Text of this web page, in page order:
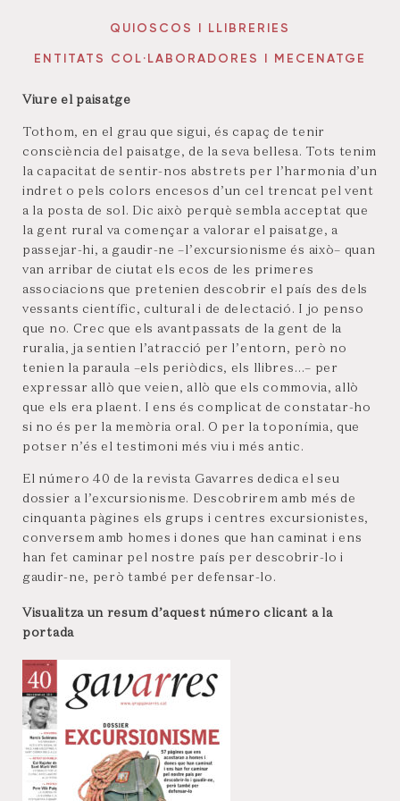
QUIOSCOS I LLIBRERIES
ENTITATS COL·LABORADORES I MECENATGE
Viure el paisatge
Tothom, en el grau que sigui, és capaç de tenir
consciència del paisatge, de la seva bellesa. Tots tenim
la capacitat de sentir-nos abstrets per l’harmonia d’un
indret o pels colors encesos d’un cel trencat pel vent
a la posta de sol. Dic això perquè sembla acceptat que
la gent rural va començar a valorar el paisatge, a
passejar-hi, a gaudir-ne –l’excursionisme és això– quan
van arribar de ciutat els ecos de les primeres
associacions que pretenien descobrir el país des dels
vessants científic, cultural i de delectació. I jo penso
que no. Crec que els avantpassats de la gent de la
ruralia, ja sentien l’atracció per l’entorn, però no
tenien la paraula –els periòdics, els llibres…– per
expressar allò que veien, allò que els commovia, allò
que els era plaent. I ens és complicat de constatar-ho
si no és per la memòria oral. O per la toponímia, que
potser n’és el testimoni més viu i més antic.
El número 40 de la revista Gavarres dedica el seu
dossier a l’excursionisme. Descobrirem amb més de
cinquanta pàgines els grups i centres excursionistes,
conversem amb homes i dones que han caminat i ens
han fet caminar pel nostre país per descobrir-lo i
gaudir-ne, però també per defensar-lo.
Visualitza un resum d’aquest número clicant a la
portada